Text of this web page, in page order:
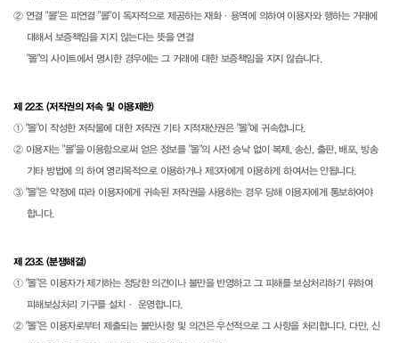
② 연결 "몰"은 피연결 "몰"이 독자적으로 제공하는 재화·용역에 의하여 이용자와 행하는 거래에
대해서 보증책임을 지지 않는다는 뜻을 연결
"몰"의 사이트에서 명시한 경우에는 그 거래에 대한 보증책임을 지지 않습니다.
제 22조 (저작권의 저속 및 이용제한)
① "몰"이 작성한 저작물에 대한 저작권 기타 지적재산권은 "몰"에 귀속합니다.
② 이용자는 "몰"을 이용함으로써 얻은 정보를 "몰"의 사전 승낙 없이 복제, 송신, 출판, 배포, 방송
기타 방법에 의 하여 영리목적으로 이용하거나 제3자에게 이용하게 하여서는 안됩니다.
③ "몰"은 약정에 따라 이용자에게 귀속된 저작권을 사용하는 경우 당해 이용자에게 통보하여야
합니다.
제 23조 (분쟁해결)
① "몰"은 이용자가 제기하는 정당한 의견이나 불만을 반영하고 그 피해를 보상처리하기 위하여
피해보상처리 기구를 설치· 운영합니다.
② "몰"은 이용자로부터 제출되는 불만사항 및 의견은 우선적으로 그 사항을 처리합니다. 다만, 신